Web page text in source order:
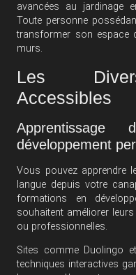
avancées au jardinage
Toute personne
transformer son espace
murs.
Les
Accessibles
développement
Vous pouvez apprendre
langue depuis votre
formations en
souhaitent améliorer leurs
ou professionnelles.
Sites comme Duolingo
techniques interactives